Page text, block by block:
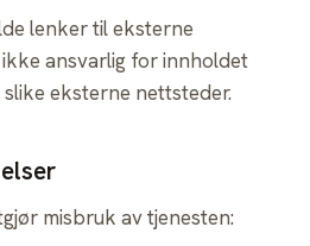
lenker til eksterne
ansvarlig for innholdet
eksterne nettsteder.
misbruk av tjenesten: